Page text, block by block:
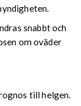
snabbt och
om oväder
till helgen.